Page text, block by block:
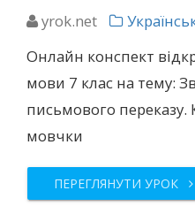
yrok.net
Онлайн конспект
мови 7 клас на тему:
письмового
мовчки
ПЕРЕГЛЯНУТИ УРОК